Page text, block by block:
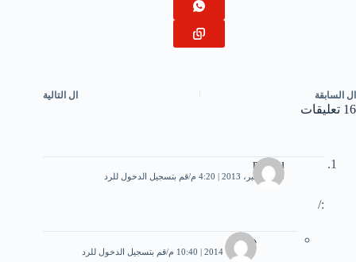
ال السابقة ال التالية
16 تعليقات
minou
26 ديسمبر، 2013 | 4:20 م قم بتسجيل الدخول للرد
:/
هاجر
7 فبراير، 2014 | 10:40 م قم بتسجيل الدخول للرد